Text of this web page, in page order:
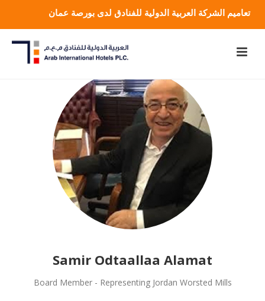
تعاميم الشركة العربية الدولية للفنادق لدى بورصة عمان
Samir Odtaallaa Alamat
Board Member - Representing Jordan Worsted Mills